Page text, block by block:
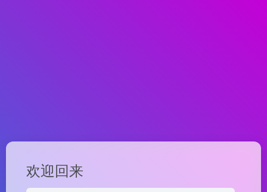
欢迎回来